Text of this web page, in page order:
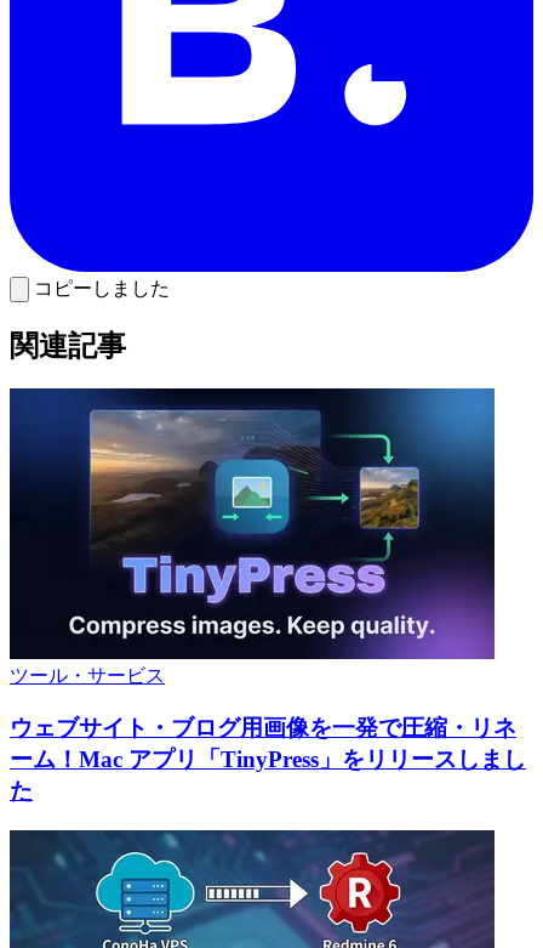
コピーしました
関連記事
ツール・サービス
ウェブサイト・ブログ用画像を一発で圧縮・リネ
ーム！Mac アプリ「TinyPress」をリリースしまし
た